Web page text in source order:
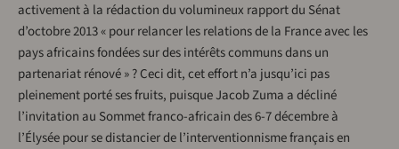
activement à la rédaction du volumineux rapport du Sénat
d’octobre 2013 « pour relancer les relations de la France avec les
pays africains fondées sur des intérêts communs dans un
partenariat rénové » ? Ceci dit, cet effort n’a jusqu’ici pas
pleinement porté ses fruits, puisque Jacob Zuma a décliné
l’invitation au Sommet franco-africain des 6-7 décembre à
l’Élysée pour se distancier de l’interventionnisme français en